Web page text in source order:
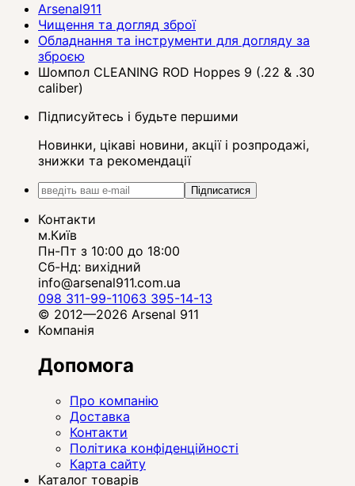
Arsenal911
Чищення та догляд зброї
Обладнання та інструменти для догляду за
зброєю
Шомпол CLEANING ROD Hoppes 9 (.22 & .30
caliber)
Підписуйтесь і будьте першими
Новинки, цікаві новини, акції і розпродажі,
знижки та рекомендації
Підписатися
Контакти
м.Київ
Пн-Пт з 10:00 до 18:00
Сб-Нд: вихідний
info@arsenal911.com.ua
098 311-99-11063 395-14-13
© 2012—2026 Arsenal 911
Компанія
Допомога
Про компанію
Доставка
Контакти
Політика конфіденційності
Карта сайту
Каталог товарів